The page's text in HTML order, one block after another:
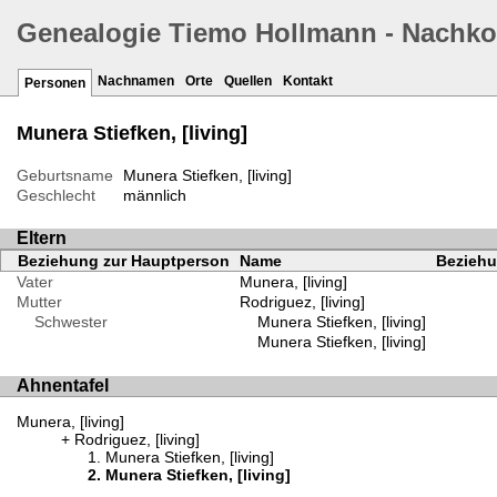
Genealogie Tiemo Hollmann -
Personen Nachnamen Orte Quellen Kontakt
Munera Stiefken, [living]
Geburtsname
Munera Stiefken, [living]
Geschlecht
männlich
Eltern
Beziehung zur Hauptperson Name
Vater
Munera, [living]
Mutter
Rodriguez, [living]
Schwester
Munera Stiefken, [living]
Munera Stiefken, [living]
Ahnentafel
Munera, [living]
Rodriguez, [living]
Munera Stiefken, [living]
Munera Stiefken, [living]